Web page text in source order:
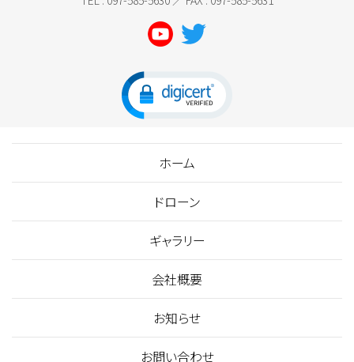
ホーム
ドローン
ギャラリー
会社概要
お知らせ
お問い合わせ